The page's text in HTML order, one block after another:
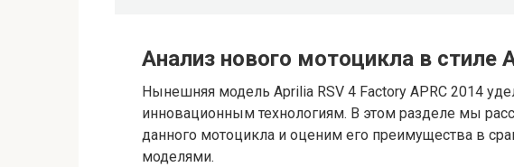
Анализ нового мотоцикла в стиле
Нынешняя модель Aprilia RSV 4 Factory APRC 2014
инновационным технологиям. В этом разделе мы
данного мотоцикла и оценим его преимущества в
моделями.